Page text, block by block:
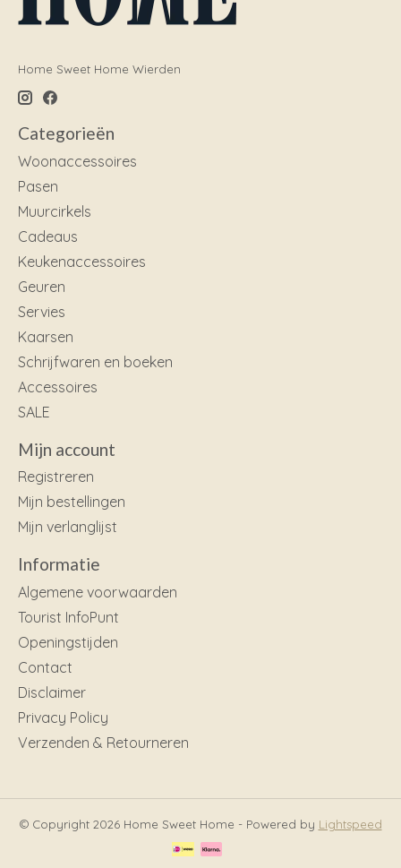
Home Sweet Home Wierden
Categorieën
Woonaccessoires
Pasen
Muurcirkels
Cadeaus
Keukenaccessoires
Geuren
Servies
Kaarsen
Schrijfwaren en boeken
Accessoires
SALE
Mijn account
Registreren
Mijn bestellingen
Mijn verlanglijst
Informatie
Algemene voorwaarden
Tourist InfoPunt
Openingstijden
Contact
Disclaimer
Privacy Policy
Verzenden & Retourneren
© Copyright 2026 Home Sweet Home - Powered by Lightspeed